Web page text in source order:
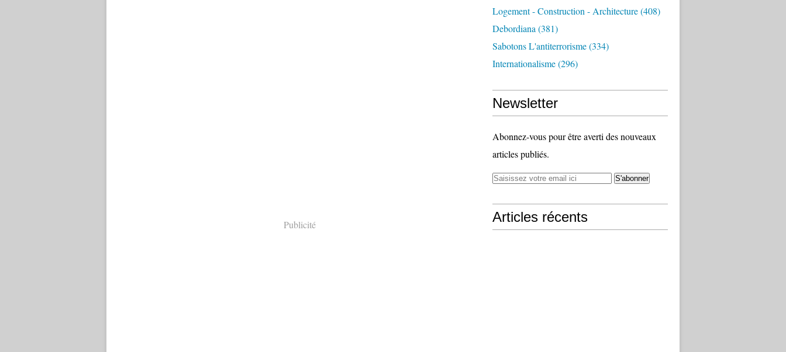
Publicité
Logement - Construction - Architecture(408)
Debordiana (381)
Sabotons L'antiterrorisme(334)
Internationalisme(296)
Newsletter
Abonnez-vous pour être averti des nouveaux
articles publiés.
Articles récents